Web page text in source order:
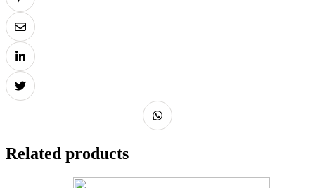
Related products